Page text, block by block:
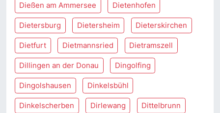
Dießen am Ammersee Dietenhofen
Dietersburg Dietersheim Dieterskirchen
Dietfurt Dietmannsried Dietramszell
Dillingen an der Donau Dingolfing
Dingolshausen Dinkelsbühl
Dinkelscherben Dirlewang Dittelbrunn